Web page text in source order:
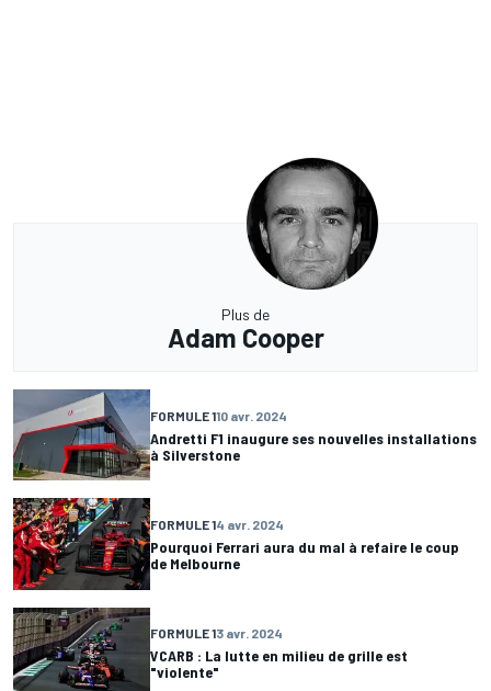
Plus de
Adam Cooper
FORMULE 110 avr. 2024
Andretti F1 inaugure ses nouvelles installations
à Silverstone
FORMULE 14 avr. 2024
Pourquoi Ferrari aura du mal à refaire le coup
de Melbourne
FORMULE 13 avr. 2024
VCARB : La lutte en milieu de grille est
"violente"